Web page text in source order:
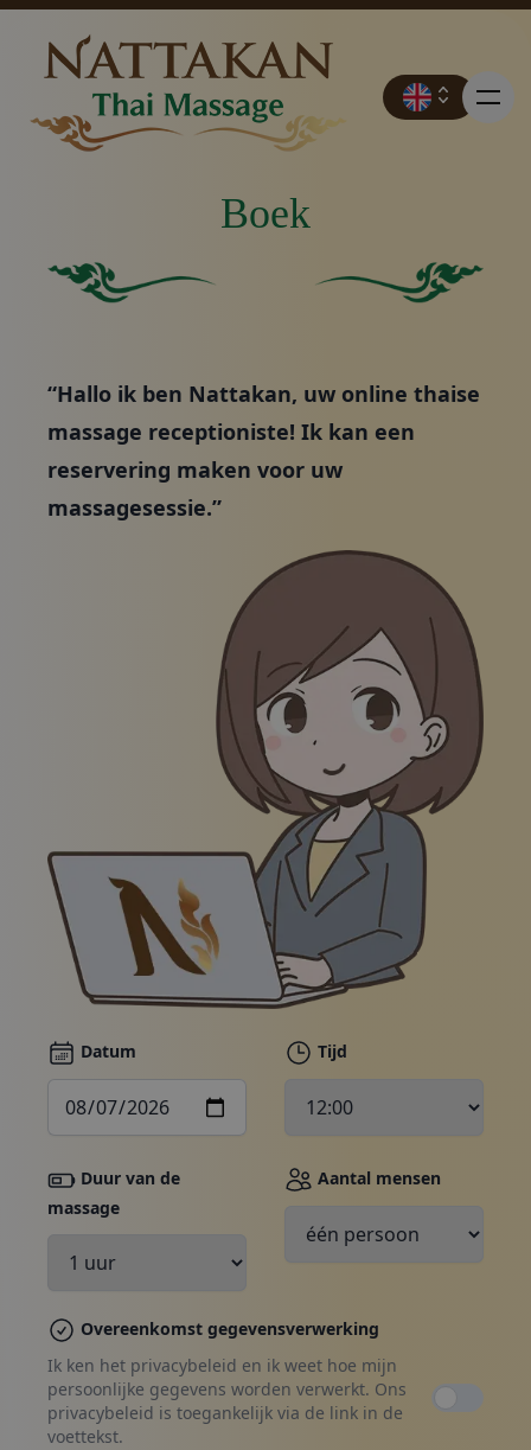
Prijzen
Neem contact op met
Promoties
Online winkel
Bel ons
Bonnen
Boeken, contact opnemen
Boek
“Hallo ik ben Nattakan, uw online thaise
massage receptioniste! Ik kan een
reservering maken voor uw
massagesessie.”
Datum Tijd
Duur van de
massage
Aantal mensen
Overeenkomst gegevensverwerking
Ik ken het privacybeleid en ik weet hoe mijn
persoonlijke gegevens worden verwerkt. Ons
privacybeleid is toegankelijk via de link in de
voettekst.